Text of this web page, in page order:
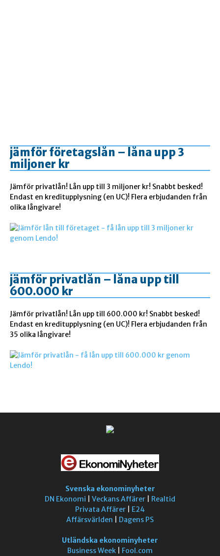
jämför företagslån – låna upp 3
miljoner kr
Jämför privatlån! Lån upp till 3 miljoner kr! Snabbt besked!
Endast en kreditupplysning (en UC)! Flera erbjudanden från
olika långivare!
jämför privatlån – låna upp till
600.000 kr
Jämför privatlån! Lån upp till 600.000 kr! Snabbt besked!
Endast en kreditupplysning (en UC)! Flera erbjudanden från
35 olika långivare!
Svenska ekonominyheter
DN Ekonomi
Veckans Affärer
Realtid
Privata Affärer
E24
Affärsvärlden
Dagens PS
Utländska ekonominyheter
Business Week
Fool.com